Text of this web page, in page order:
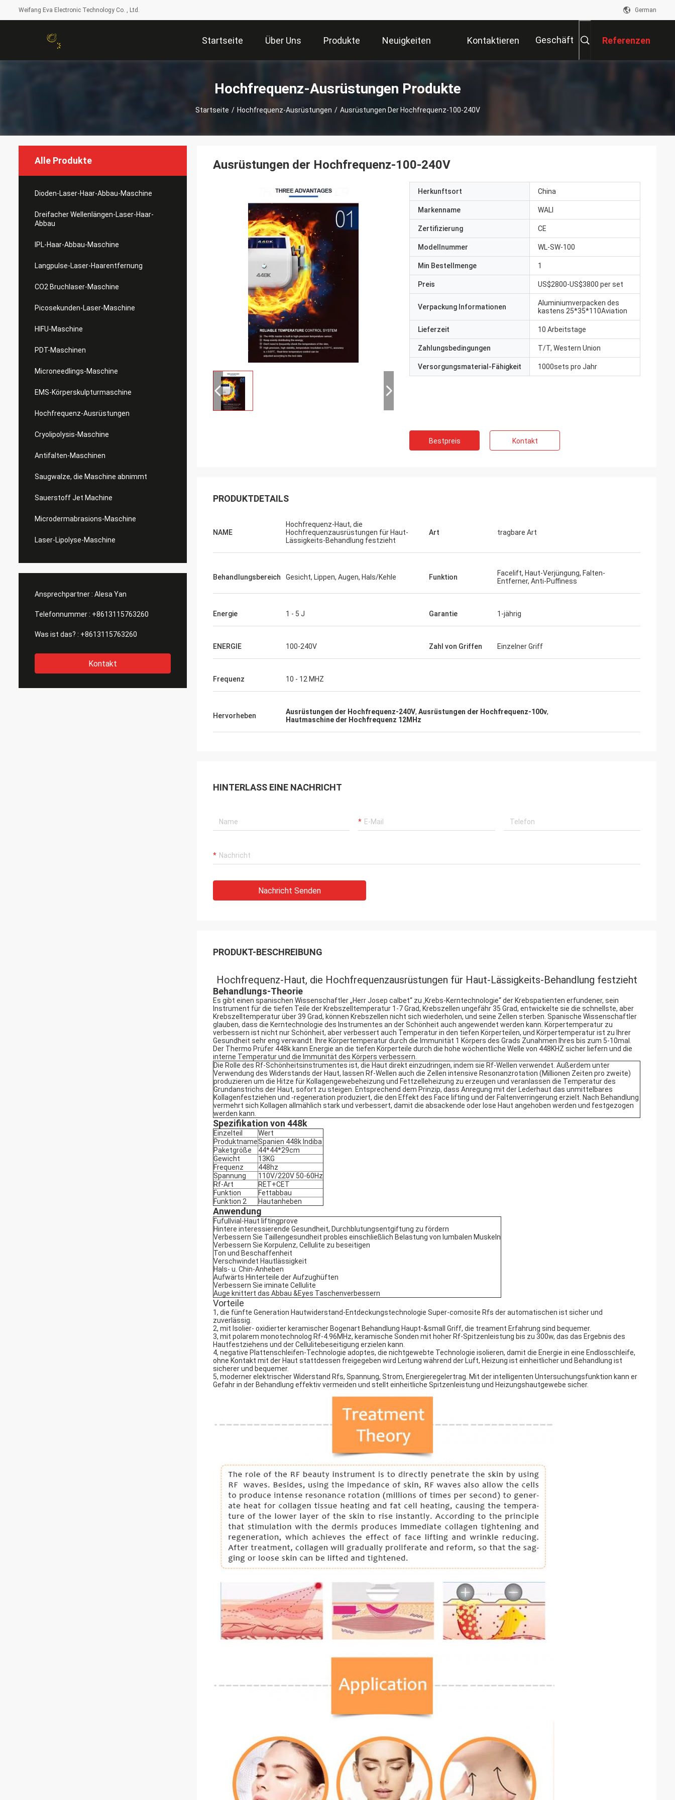
Weifang Eva Electronic Technology Co. , Ltd. German
Startseite Über Uns Produkte Neuigkeiten Kontaktieren Geschäft Referenzen
Hochfrequenz-Ausrüstungen Produkte
Startseite / Hochfrequenz-Ausrüstungen / Ausrüstungen Der Hochfrequenz-100-240V
Alle Produkte
Dioden-Laser-Haar-Abbau-Maschine
Dreifacher Wellenlängen-Laser-Haar-
Abbau
IPL-Haar-Abbau-Maschine
Langpulse-Laser-Haarentfernung
CO2 Bruchlaser-Maschine
Picosekunden-Laser-Maschine
HIFU-Maschine
PDT-Maschinen
Microneedlings-Maschine
EMS-Körperskulpturmaschine
Hochfrequenz-Ausrüstungen
Cryolipolysis-Maschine
Antifalten-Maschinen
Saugwalze, die Maschine abnimmt
Sauerstoff Jet Machine
Microdermabrasions-Maschine
Laser-Lipolyse-Maschine
Ansprechpartner : Alesa Yan
Telefonnummer : +8613115763260
Was ist das? : +8613115763260
Kontakt
Ausrüstungen der Hochfrequenz-100-240V
Herkunftsort China
Markenname WALI
Zertifizierung CE
Modellnummer WL-SW-100
Min Bestellmenge 1
Preis US$2800-US$3800 per set
Verpackung Informationen
Aluminiumverpacken des
kastens 25*35*110Aviation
Lieferzeit 10 Arbeitstage
Zahlungsbedingungen T/T, Western Union
Versorgungsmaterial-Fähigkeit 1000sets pro Jahr
Bestpreis Kontakt
PRODUKTDETAILS
NAME
Hochfrequenz-Haut, die
Hochfrequenzausrüstungen für Haut-
Lässigkeits-Behandlung festzieht
Art tragbare Art
Behandlungsbereich Gesicht, Lippen, Augen, Hals/Kehle Funktion
Facelift, Haut-Verjüngung, Falten-
Entferner, Anti-Puffiness
Energie 1 - 5 J Garantie 1-jährig
ENERGIE 100-240V Zahl von Griffen Einzelner Griff
Frequenz 10 - 12 MHZ
Hervorheben Ausrüstungen der Hochfrequenz-240V, Ausrüstungen der Hochfrequenz-100v,
Hautmaschine der Hochfrequenz 12MHz
HINTERLASS EINE NACHRICHT
Nachricht Senden
PRODUKT-BESCHREIBUNG
Hochfrequenz-Haut, die Hochfrequenzausrüstungen für Haut-Lässigkeits-Behandlung festzieht
Behandlungs-Theorie
Es gibt einen spanischen Wissenschaftler „Herr Josep calbet“ zu ‚Krebs-Kerntechnologie“ der Krebspatienten erfundener, sein
Instrument für die tiefen Teile der Krebszelltemperatur 1-7 Grad, Krebszellen ungefähr 35 Grad, entwickelte sie die schnellste, aber
Krebszelltemperatur über 39 Grad, können Krebszellen nicht sich wiederholen, und seine Zellen sterben. Spanische Wissenschaftler
glauben, dass die Kerntechnologie des Instrumentes an der Schönheit auch angewendet werden kann. Körpertemperatur zu
verbessern ist nicht nur Schönheit, aber verbessert auch Temperatur in den tiefen Körperteilen, und Körpertemperatur ist zu Ihrer
Gesundheit sehr eng verwandt. Ihre Körpertemperatur durch die Immunität 1 Körpers des Grads Zunahmen Ihres bis zum 5-10mal.
Der Thermo Prüfer 448k kann Energie an die tiefen Körperteile durch die hohe wöchentliche Welle von 448KHZ sicher liefern und die
interne Temperatur und die Immunität des Körpers verbessern.
Die Rolle des Rf-Schönheitsinstrumentes ist, die Haut direkt einzudringen, indem sie Rf-Wellen verwendet. Außerdem unter
Verwendung des Widerstands der Haut, lassen Rf-Wellen auch die Zellen intensive Resonanzrotation (Millionen Zeiten pro zweite)
produzieren um die Hitze für Kollagengewebeheizung und Fettzelleheizung zu erzeugen und veranlassen die Temperatur des
Grundanstrichs der Haut, sofort zu steigen. Entsprechend dem Prinzip, dass Anregung mit der Lederhaut das unmittelbares
Kollagenfestziehen und -regeneration produziert, die den Effekt des Face lifting und der Faltenverringerung erzielt. Nach Behandlung
vermehrt sich Kollagen allmählich stark und verbessert, damit die absackende oder lose Haut angehoben werden und festgezogen
werden kann.
Spezifikation von 448k
Einzelteil
Wert
ProduktnameSpanien 448k Indiba
Paketgröße
44*44*29cm
Gewicht
13KG
Frequenz
448hz
Spannung
110V/220V 50-60Hz
Rf-Art
RET+CET
Funktion
Fettabbau
Funktion 2
Hautanheben
Anwendung
Fufullvial-Haut liftingprove
Hintere interessierende Gesundheit, Durchblutungsentgiftung zu fördern
Verbessern Sie Taillengesundheit probles einschließlich Belastung von lumbalen Muskeln
Verbessern Sie Korpulenz, Cellulite zu beseitigen
Ton und Beschaffenheit
Verschwindet Hautlässigkeit
Hals- u. Chin-Anheben
Aufwärts Hinterteile der Aufzughüften
Verbessern Sie iminate Cellulite
Auge knittert das Abbau &Eyes Taschenverbessern
Vorteile
1, die fünfte Generation Hautwiderstand-Entdeckungstechnologie Super-comosite Rfs der automatischen ist sicher und
zuverlässig.
2, mit Isolier- oxidierter keramischer Bogenart Behandlung Haupt-&small Griff, die treament Erfahrung sind bequemer.
3, mit polarem monotechnolog Rf-4.96MHz, keramische Sonden mit hoher Rf-Spitzenleistung bis zu 300w, das das Ergebnis des
Hautfestziehens und der Cellulitebeseitigung erzielen kann.
4, negative Plattenschleifen-Technologie adoptes, die nichtgewebte Technologie isolieren, damit die Energie in eine Endlosschleife,
ohne Kontakt mit der Haut stattdessen freigegeben wird Leitung während der Luft, Heizung ist einheitlicher und Behandlung ist
sicherer und bequemer.
5, moderner elektrischer Widerstand Rfs, Spannung, Strom, Energieregelertrag. Mit der intelligenten Untersuchungsfunktion kann er
Gefahr in der Behandlung effektiv vermeiden und stellt einheitliche Spitzenleistung und Heizungshautgewebe sicher.